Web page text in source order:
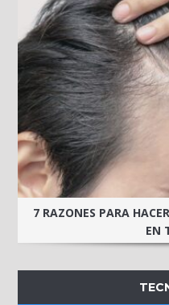
7 RAZONES PARA
EN